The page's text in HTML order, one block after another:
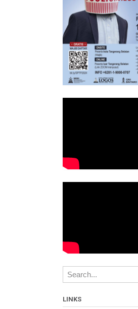
LINKS